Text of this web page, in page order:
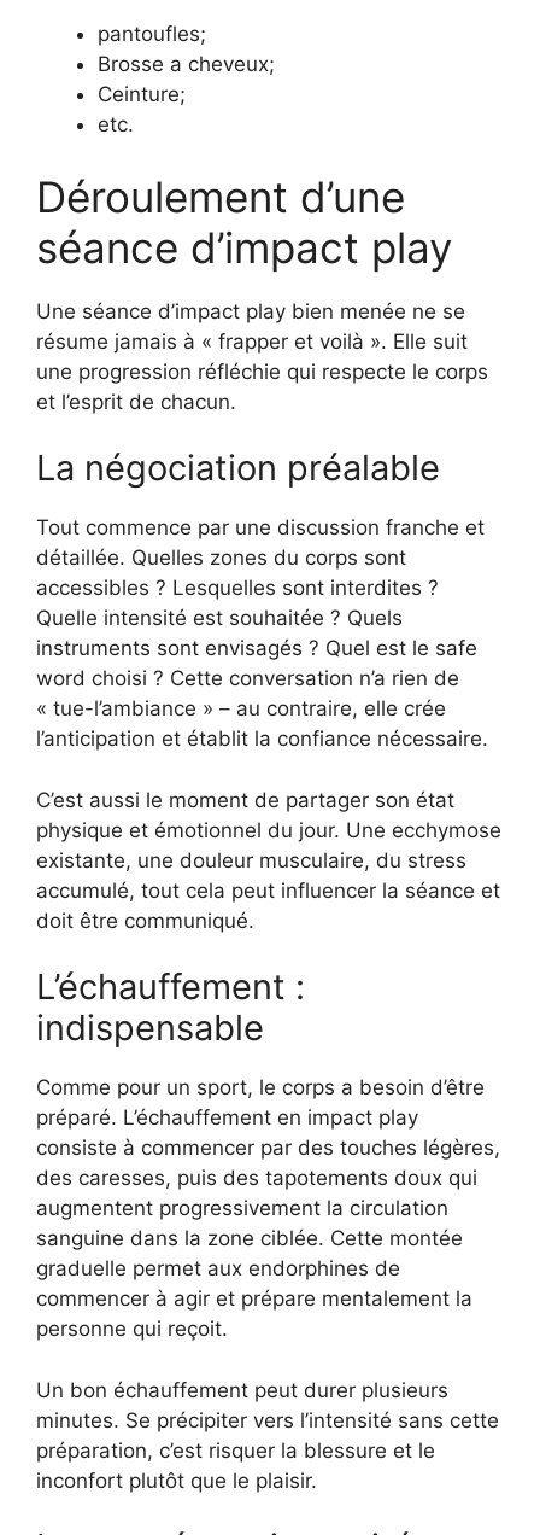
pantoufles;
Brosse a cheveux;
Ceinture;
etc.
Déroulement d’une
séance d’impact play
Une séance d’impact play bien menée ne se
résume jamais à « frapper et voilà ». Elle suit
une progression réfléchie qui respecte le corps
et l’esprit de chacun.
La négociation préalable
Tout commence par une discussion franche et
détaillée. Quelles zones du corps sont
accessibles ? Lesquelles sont interdites ?
Quelle intensité est souhaitée ? Quels
instruments sont envisagés ? Quel est le safe
word choisi ? Cette conversation n’a rien de
« tue-l’ambiance » – au contraire, elle crée
l’anticipation et établit la confiance nécessaire.
C’est aussi le moment de partager son état
physique et émotionnel du jour. Une ecchymose
existante, une douleur musculaire, du stress
accumulé, tout cela peut influencer la séance et
doit être communiqué.
L’échauffement :
indispensable
Comme pour un sport, le corps a besoin d’être
préparé. L’échauffement en impact play
consiste à commencer par des touches légères,
des caresses, puis des tapotements doux qui
augmentent progressivement la circulation
sanguine dans la zone ciblée. Cette montée
graduelle permet aux endorphines de
commencer à agir et prépare mentalement la
personne qui reçoit.
Un bon échauffement peut durer plusieurs
minutes. Se précipiter vers l’intensité sans cette
préparation, c’est risquer la blessure et le
inconfort plutôt que le plaisir.